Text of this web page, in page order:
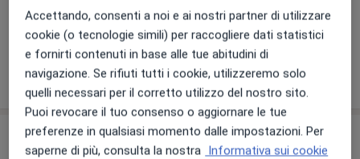
Colloquio psicologico
Prezzo non disponibile
Chiedi di attivare le prenotazioni online
Accettando, consenti a noi e ai nostri partner di utilizzare
cookie (o tecnologie simili) per raccogliere dati statistici
e fornirti contenuti in base alle tue abitudini di
navigazione. Se rifiuti tutti i cookie, utilizzeremo solo
quelli necessari per il corretto utilizzo del nostro sito.
Puoi revocare il tuo consenso o aggiornare le tue
preferenze in qualsiasi momento dalle impostazioni. Per
saperne di più, consulta la nostra Informativa sui cookie